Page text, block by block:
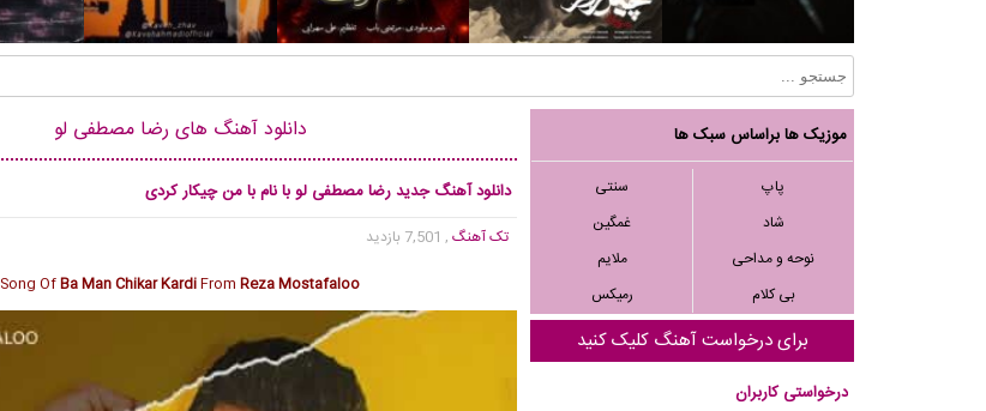
موزیک ها براساس سبک ها
پاپ
سنتی
شاد
غمگین
نوحه و مداحی
ملایم
بی کلام
رمیکس
برای درخواست آهنگ کلیک کنید
درخواستی کاربران
دانلود آهنگ های رضا مصطفی لو
دانلود آهنگ جدید رضا مصطفی لو با نام با من چیکار کردی
تک آهنگ, 7,501 بازدید
Song OfBa Man Chikar KardiFromReza Mostafaloo